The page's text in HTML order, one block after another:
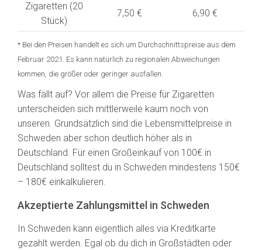
Zigaretten (20
Stück)
7,50 € 6,90 €
* Bei den Preisen handelt es sich um Durchschnittspreise aus dem
Februar 2021. Es kann natürlich zu regionalen Abweichungen
kommen, die größer oder geringer ausfallen.
Was fällt auf? Vor allem die Preise für Zigaretten
unterscheiden sich mittlerweile kaum noch von
unseren. Grundsätzlich sind die Lebensmittelpreise in
Schweden aber schon deutlich höher als in
Deutschland. Für einen Großeinkauf von 100€ in
Deutschland solltest du in Schweden mindestens 150€
– 180€ einkalkulieren.
Akzeptierte Zahlungsmittel in Schweden
In Schweden kann eigentlich alles via Kreditkarte
gezahlt werden. Egal ob du dich in Großstädten oder